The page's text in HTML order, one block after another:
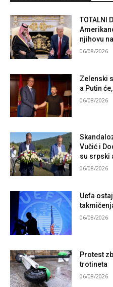
TOTALNI
njihovu
06/08/2026
Zelenski
a Putin
06/08/2026
Vučić i
su srpski
06/08/2026
Uefa
06/08/2026
Protest
trotineta
06/08/2026